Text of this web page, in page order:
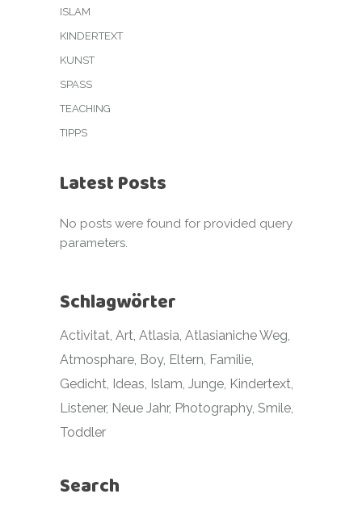
ISLAM
KINDERTEXT
KUNST
SPASS
TEACHING
TIPPS
Latest Posts
No posts were found for provided query
parameters.
Schlagwörter
Activitat Art Atlasia Atlasianiche Weg
Atmosphare Boy Eltern Familie
Gedicht Ideas Islam Junge Kindertext
Listener Neue Jahr Photography Smile
Toddler
Search